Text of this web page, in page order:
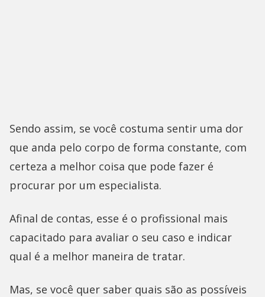
Sendo assim, se você costuma sentir uma dor
que anda pelo corpo de forma constante, com
certeza a melhor coisa que pode fazer é
procurar por um especialista.
Afinal de contas, esse é o profissional mais
capacitado para avaliar o seu caso e indicar
qual é a melhor maneira de tratar.
Mas, se você quer saber quais são as possíveis